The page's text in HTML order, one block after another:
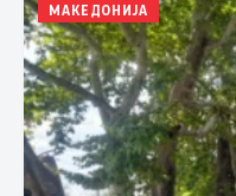
МАКЕДОНИЈА